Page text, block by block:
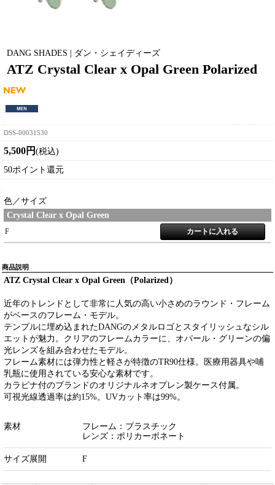
DANG SHADES | ダン・シェイディーズ
ATZ Crystal Clear x Opal Green Polarized
DSS-00031530
5,500円 (税込)
50ポイント還元
色／サイズ
Crystal Clear x Opal Green
F
商品説明
ATZ Crystal Clear x Opal Green（Polarized）
近年のトレンドとして非常に人気の高い小さめのラウンド・フレーム
がベースのフレーム・モデル。
テンプルに埋め込まれたDANGのメタルロゴとスタイリッシュなシル
エットが魅力。 クリアのフレームカラーに、オパール・グリーンの偏
光レンズを組み合わせたモデル。
フレーム素材には弾力性と軽さが特徴のTR90仕様。医療用器具や哺
乳瓶に使用されている安心な素材です。
カラピナ付のブランドのオリジナルネオプレン製ケース付属。
可視光線透過率は約15%。UVカット率は99%。
素材
フレーム：プラスチック
レンズ：ポリカーボネート
サイズ展開 F